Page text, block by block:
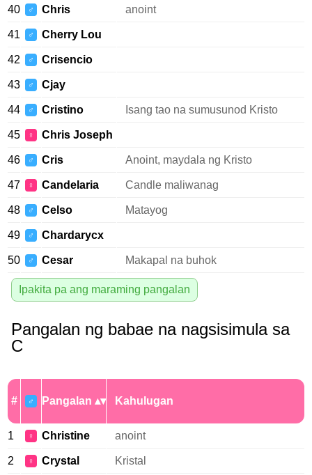
40 ♂ Chris anoint
41 ♂ Cherry Lou
42 ♂ Crisencio
43 ♂ Cjay
44 ♂ Cristino Isang tao na sumusunod Kristo
45 ♀ Chris Joseph
46 ♂ Cris Anoint, maydala ng Kristo
47 ♀ Candelaria Candle maliwanag
48 ♂ Celso Matayog
49 ♂ Chardarycx
50 ♂ Cesar Makapal na buhok
Ipakita pa ang maraming pangalan
Pangalan ng babae na nagsisimula sa
C
# ♂ Pangalan Kahulugan
1 ♀ Christine anoint
2 ♀ Crystal Kristal